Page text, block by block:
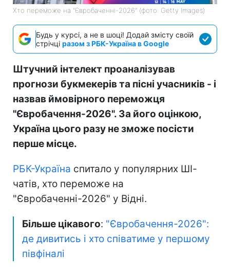
Хто переможе на "Євробаченні-2026" (фото: Getty Images)
Будь у курсі, а не в шоці! Додай змісту своїй
стрічці разом з РБК-Україна в Google
Штучний інтелект проаналізував
прогнози букмекерів та пісні учасників - і
назвав ймовірного переможця
"Євробачення-2026". За його оцінкою,
Україна цього разу не зможе посісти
перше місце.
РБК-Україна спитало у популярних ШІ-
чатів, хто переможе на
"Євробаченні-2026" у Відні.
Більше цікавого: "Євробачення-2026":
де дивитись і хто співатиме у першому
півфіналі